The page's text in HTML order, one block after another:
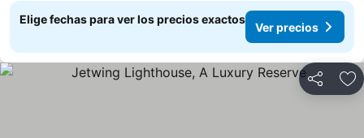
Elige fechas para ver los precios exactos
Ver precios
Compartir